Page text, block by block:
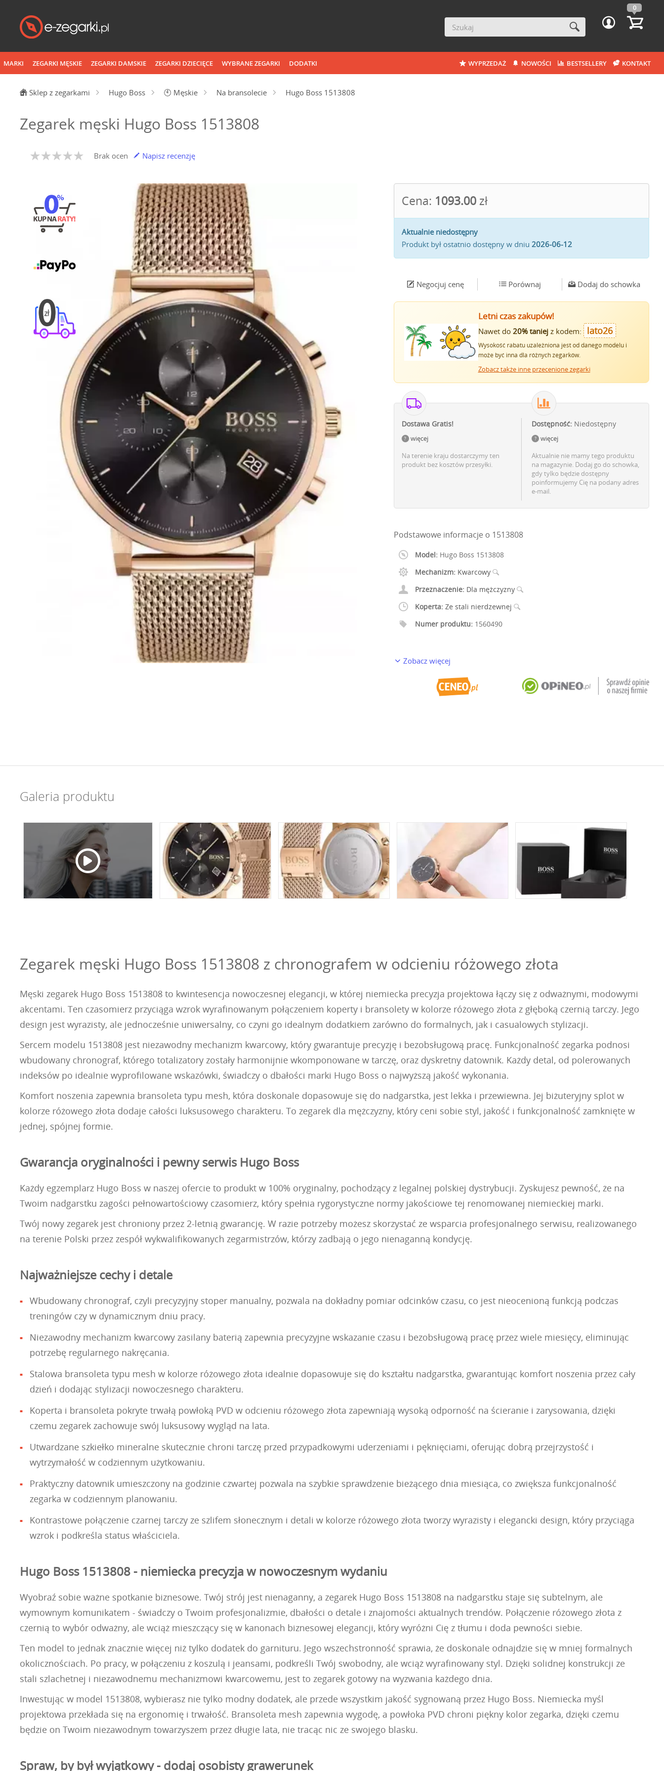
0
MARKI ZEGARKI MĘSKIE ZEGARKI DAMSKIE ZEGARKI DZIECIĘCE WYBRANE ZEGARKI DODATKI WYPRZEDAŻ NOWOŚCI BESTSELLERY KONTAKT
Sklep z zegarkami Hugo Boss 🕙 Męskie Na bransolecie Hugo Boss 1513808
Zegarek męski Hugo Boss 1513808
Brak ocen Napisz recenzję
Cena: 1093.00 zł
Aktualnie niedostępny
Produkt był ostatnio dostępny w dniu 2026-06-12
Negocjuj cenę Porównaj Dodaj do schowka
Letni czas zakupów!
Nawet do 20% taniejz kodem: lato26
Wysokość rabatu uzależniona jest od danego modelu i
może być inna dla różnych zegarków.
Zobacz także inne przecenione zegarki
Dostawa Gratis!
więcej
Na terenie kraju dostarczymy ten
produkt bez kosztów przesyłki.
Dostępność: Niedostępny
więcej
Aktualnie nie mamy tego produktu
na magazynie. Dodaj go do schowka,
gdy tylko będzie dostępny
poinformujemy Cię na podany adres
e-mail.
Podstawowe informacje o 1513808
Model: Hugo Boss 1513808
Mechanizm: Kwarcowy
Przeznaczenie: Dla mężczyzny
Koperta: Ze stali nierdzewnej
Numer produktu: 1560490
Zobacz więcej
Galeria produktu
Zegarek męski Hugo Boss 1513808 z chronografem w odcieniu różowego złota
Męski zegarek Hugo Boss 1513808 to kwintesencja nowoczesnej elegancji, w której niemiecka precyzja projektowa łączy się z odważnymi, modowymi
akcentami. Ten czasomierz przyciąga wzrok wyrafinowanym połączeniem koperty i bransolety w kolorze różowego złota z głęboką czernią tarczy. Jego
design jest wyrazisty, ale jednocześnie uniwersalny, co czyni go idealnym dodatkiem zarówno do formalnych, jak i casualowych stylizacji.
Sercem modelu 1513808 jest niezawodny mechanizm kwarcowy, który gwarantuje precyzję i bezobsługową pracę. Funkcjonalność zegarka podnosi
wbudowany chronograf, którego totalizatory zostały harmonijnie wkomponowane w tarczę, oraz dyskretny datownik. Każdy detal, od polerowanych
indeksów po idealnie wyprofilowane wskazówki, świadczy o dbałości marki Hugo Boss o najwyższą jakość wykonania.
Komfort noszenia zapewnia bransoleta typu mesh, która doskonale dopasowuje się do nadgarstka, jest lekka i przewiewna. Jej biżuteryjny splot w
kolorze różowego złota dodaje całości luksusowego charakteru. To zegarek dla mężczyzny, który ceni sobie styl, jakość i funkcjonalność zamknięte w
jednej, spójnej formie.
Gwarancja oryginalności i pewny serwis Hugo Boss
Każdy egzemplarz Hugo Boss w naszej ofercie to produkt w 100% oryginalny, pochodzący z legalnej polskiej dystrybucji. Zyskujesz pewność, że na
Twoim nadgarstku zagości pełnowartościowy czasomierz, który spełnia rygorystyczne normy jakościowe tej renomowanej niemieckiej marki.
Twój nowy zegarek jest chroniony przez 2-letnią gwarancję. W razie potrzeby możesz skorzystać ze wsparcia profesjonalnego serwisu, realizowanego
na terenie Polski przez zespół wykwalifikowanych zegarmistrzów, którzy zadbają o jego nienaganną kondycję.
Najważniejsze cechy i detale
Wbudowany chronograf, czyli precyzyjny stoper manualny, pozwala na dokładny pomiar odcinków czasu, co jest nieocenioną funkcją podczas
treningów czy w dynamicznym dniu pracy.
Niezawodny mechanizm kwarcowy zasilany baterią zapewnia precyzyjne wskazanie czasu i bezobsługową pracę przez wiele miesięcy, eliminując
potrzebę regularnego nakręcania.
Stalowa bransoleta typu mesh w kolorze różowego złota idealnie dopasowuje się do kształtu nadgarstka, gwarantując komfort noszenia przez cały
dzień i dodając stylizacji nowoczesnego charakteru.
Koperta i bransoleta pokryte trwałą powłoką PVD w odcieniu różowego złota zapewniają wysoką odporność na ścieranie i zarysowania, dzięki
czemu zegarek zachowuje swój luksusowy wygląd na lata.
Utwardzane szkiełko mineralne skutecznie chroni tarczę przed przypadkowymi uderzeniami i pęknięciami, oferując dobrą przejrzystość i
wytrzymałość w codziennym użytkowaniu.
Praktyczny datownik umieszczony na godzinie czwartej pozwala na szybkie sprawdzenie bieżącego dnia miesiąca, co zwiększa funkcjonalność
zegarka w codziennym planowaniu.
Kontrastowe połączenie czarnej tarczy ze szlifem słonecznym i detali w kolorze różowego złota tworzy wyrazisty i elegancki design, który przyciąga
wzrok i podkreśla status właściciela.
Hugo Boss 1513808 - niemiecka precyzja w nowoczesnym wydaniu
Wyobraź sobie ważne spotkanie biznesowe. Twój strój jest nienaganny, a zegarek Hugo Boss 1513808 na nadgarstku staje się subtelnym, ale
wymownym komunikatem - świadczy o Twoim profesjonalizmie, dbałości o detale i znajomości aktualnych trendów. Połączenie różowego złota z
czernią to wybór odważny, ale wciąż mieszczący się w kanonach biznesowej elegancji, który wyróżni Cię z tłumu i doda pewności siebie.
Ten model to jednak znacznie więcej niż tylko dodatek do garnituru. Jego wszechstronność sprawia, że doskonale odnajdzie się w mniej formalnych
okolicznościach. Po pracy, w połączeniu z koszulą i jeansami, podkreśli Twój swobodny, ale wciąż wyrafinowany styl. Dzięki solidnej konstrukcji ze
stali szlachetnej i niezawodnemu mechanizmowi kwarcowemu, jest to zegarek gotowy na wyzwania każdego dnia.
Inwestując w model 1513808, wybierasz nie tylko modny dodatek, ale przede wszystkim jakość sygnowaną przez Hugo Boss. Niemiecka myśl
projektowa przekłada się na ergonomię i trwałość. Bransoleta mesh zapewnia wygodę, a powłoka PVD chroni piękny kolor zegarka, dzięki czemu
będzie on Twoim niezawodnym towarzyszem przez długie lata, nie tracąc nic ze swojego blasku.
Spraw, by był wyjątkowy - dodaj osobisty grawerunek